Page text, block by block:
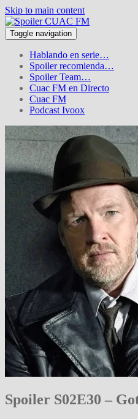
Skip to main content
Toggle navigation
Hablando en serie…
Spoiler recomienda…
Spoiler Team…
Cuac FM en Directo
Cuac FM
Podcast Ivoox
Spoiler S02E30 –